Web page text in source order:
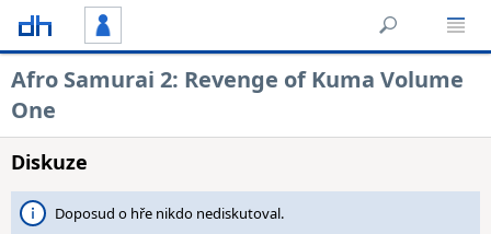
Afro Samurai 2: Revenge of Kuma Volume
One
Diskuze
Doposud o hře nikdo nediskutoval.